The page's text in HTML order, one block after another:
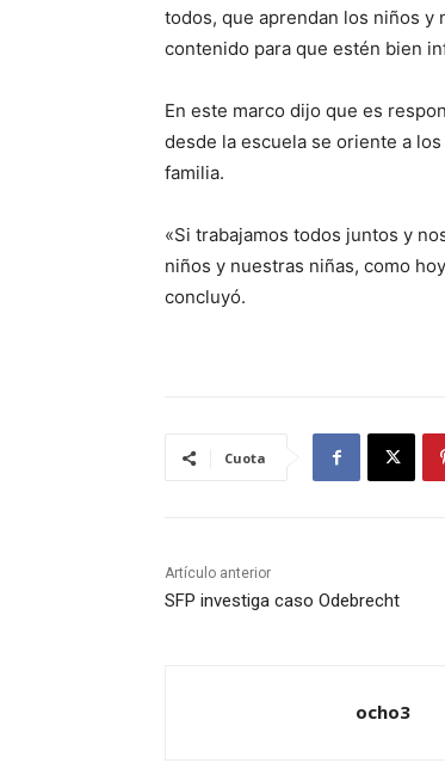
todos, que aprendan los niños y
contenido para que estén bien
En este marco dijo que es
desde la escuela se oriente a
familia.
«Si trabajamos todos juntos y
niños y nuestras niñas, como
concluyó.
Cuota
Artículo anterior
SFP investiga caso Odebrecht
ocho3